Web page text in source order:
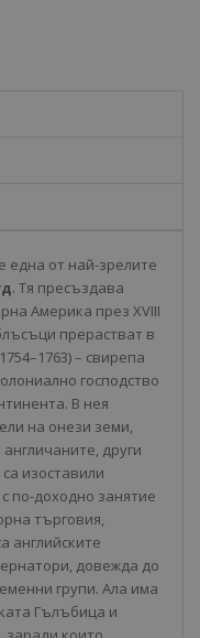
една от най-зрелите
. Тя пресъздава
Америка през XVIII
прерастват в
– свирепа
господство
В нея
на онези земи,
други
изоставили
по-доходно занятие
търговия,
английските
довежда до
групи. Ала има
Гълъбица и